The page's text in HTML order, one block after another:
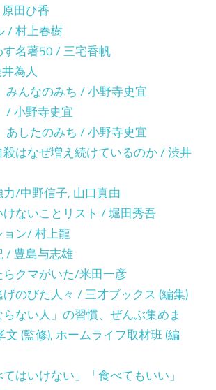
田ひ香
/ 村上春樹
名著50 / 三宅香帆
為人
みんなのみち / 小野寺史宜
/ 小野寺史宜
あしたのみち / 小野寺史宜
はなぜ増え続けているのか / 渋井
力/中野信子, 山口真由
ないことリスト / 堀田秀吾
ン/ 村上龍
/ 豊島与志雄
クマがいた/米田一彦
のびた人々 / 三才ブックス (編集)
らない人」の習慣、ぜんぶ集めま
文 (監修), ホームライフ取材班 (編
はいけない」「食べてもいい」